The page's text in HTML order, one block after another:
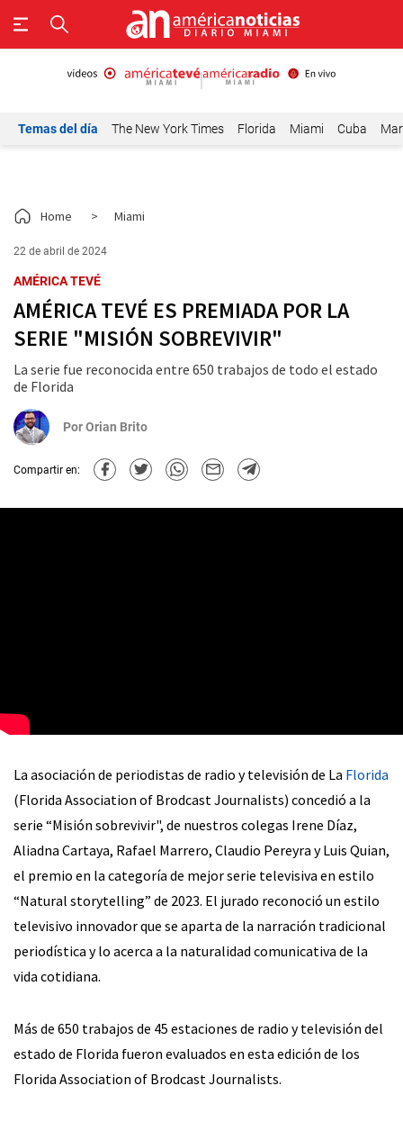
Temas del día The New York Times Florida Miami Cuba
Home > Miami
22 de abril de 2024
AMÉRICA TEVÉ
AMÉRICA TEVÉ ES PREMIADA POR LA
SERIE "MISIÓN SOBREVIVIR"
La serie fue reconocida entre 650 trabajos de todo el estado
de Florida
PorOrian Brito
Compartir en:
La asociación de periodistas de radio y televisión de La Florida
(Florida Association of Brodcast Journalists) concedió a la
serie “Misión sobrevivir", de nuestros colegas Irene Díaz,
Aliadna Cartaya, Rafael Marrero, Claudio Pereyra y Luis Quian,
el premio en la categoría de mejor serie televisiva en estilo
“Natural storytelling” de 2023. El jurado reconoció un estilo
televisivo innovador que se aparta de la narración tradicional
periodística y lo acerca a la naturalidad comunicativa de la
vida cotidiana.
Más de 650 trabajos de 45 estaciones de radio y televisión del
estado de Florida fueron evaluados en esta edición de los
Florida Association of Brodcast Journalists.